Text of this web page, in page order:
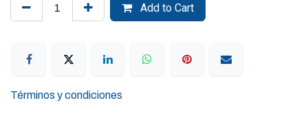
Add to Cart
Términos y condiciones